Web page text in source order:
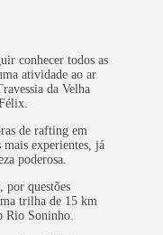
conhecer todos as
atividade ao ar
da Velha
de rafting em
experientes, já
poderosa.
por questões
trilha de 15 km
Rio Soninho.